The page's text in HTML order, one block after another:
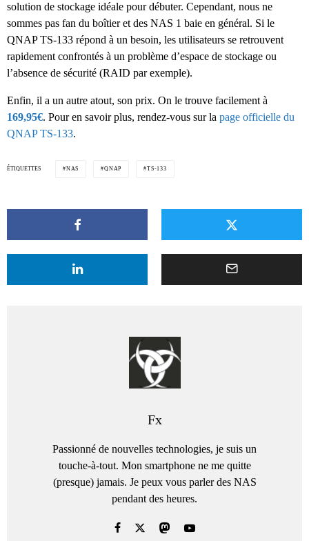
solution de stockage idéale pour débuter. Cependant, nous ne
sommes pas fan du boîtier et des NAS 1 baie en général. Si le
QNAP TS-133 répond à un besoin, les utilisateurs se retrouvent
rapidement confrontés à un problème d’espace de stockage ou
l’absence de sécurité (RAID par exemple).
Enfin, il a un autre atout, son prix. On le trouve facilement à
169,95€. Pour en savoir plus, rendez-vous sur la page officielle du
QNAP TS-133.
ÉTIQUETTES NAS QNAP TS-133
Fx
Passionné de nouvelles technologies, je suis un
touche-à-tout. Mon smartphone ne me quitte
(presque) jamais. Je peux vous parler des NAS
pendant des heures.